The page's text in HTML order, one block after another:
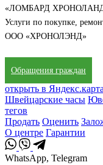
«ЛОМБАРД
Услуги по покупке,
ООО «ХРОНОЛЭНД»
Обращения граждан
открыть в
Швейцарские часы
тегов
Продать Оценить
О центре Гарантии
WhatsApp, Telegram